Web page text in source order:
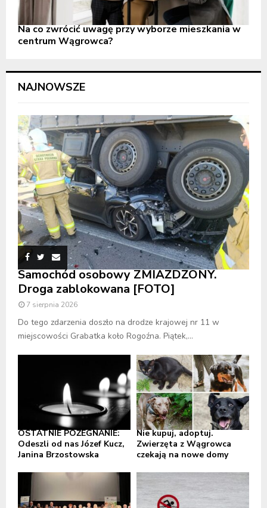
Na co zwrócić uwagę przy wyborze mieszkania w
centrum Wągrowca?
NAJNOWSZE
Samochód osobowy ZMIAŻDŻONY.
Droga zablokowana [FOTO]
7 sierpnia 2026
Do tego zdarzenia doszło na drodze krajowej nr 11 w
miejscowości Grabatka koło Rogoźna. Piątek,...
OSTATNIE POŻEGNANIE:
Odeszli od nas Józef Kucz,
Janina Brzostowska
Nie kupuj, adoptuj.
Zwierzęta z Wągrowca
czekają na nowe domy